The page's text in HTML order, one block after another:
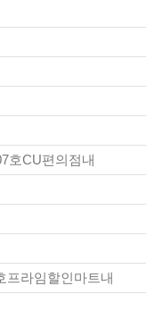
호CU편의점내
프라임할인마트내